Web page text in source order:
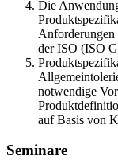
Die
Anforderungen
der ISO (ISO
notwendige
auf Basis von
Seminare